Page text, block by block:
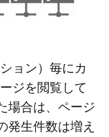
ョン）毎にカ
ジを閲覧して
場合は、ページ
発生件数は増え